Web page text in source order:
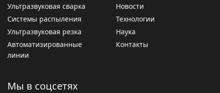
Ультразвуковая сварка
Системы распыления
Ультразвуковая резка
Автоматизированные
линии
Новости
Технологии
Наука
Контакты
Мы в соцсетях